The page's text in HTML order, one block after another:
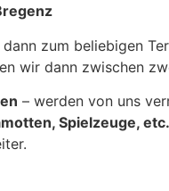
zum beliebigen
wir dann zwischen
– werden von uns
Spielzeuge, etc.